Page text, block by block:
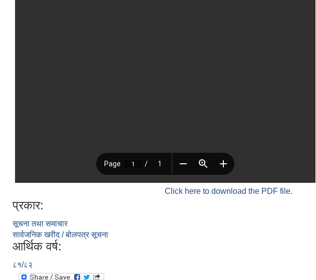
Click here to download the PDF file.
प्रकार:
सूचना तथा समाचार
सार्वजनिक खरीद / बोलपत्र सूचना
आर्थिक वर्ष:
८१/८२